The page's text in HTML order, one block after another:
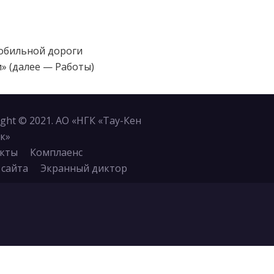
дороги
(далее — Работы)
© 2021. АО «НГК «Тау-Кен
Комплаенс
Экранный диктор